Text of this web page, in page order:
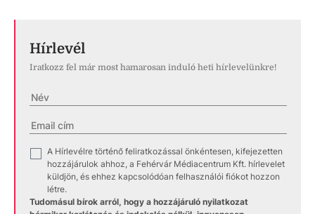
Hírlevél
Iratkozz fel már most hamarosan induló heti hírlevelünkre!
A Hírlevélre történő feliratkozással önkéntesen, kifejezetten
hozzájárulok ahhoz, a Fehérvár Médiacentrum Kft. hírlevelet
küldjön, és ehhez kapcsolódóan felhasználói fiókot hozzon
létre.
Tudomásul bírok arról, hogy a hozzájáruló nyilatkozat